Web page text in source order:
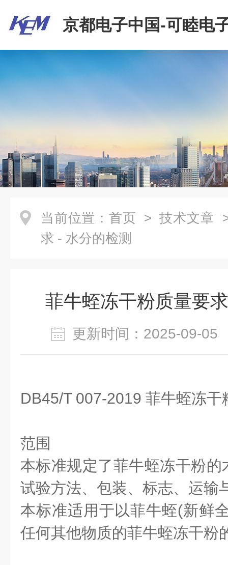
京都电子中国-可睦电
商贸有限公司
当前位置： 首页 > 技术文章
求 - 水分的检测
菲牛蛭冻干粉质量要
更新时间：2025-09-
DB45/T 007-2019 菲牛蛭冻干
范围
本标准规定了菲牛蛭冻干粉
试验方法、包装、标志、运输
本标准适用于以菲牛蛭(新鲜
任何其他物质的菲牛蛭冻干粉